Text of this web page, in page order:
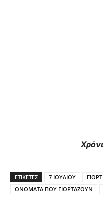
ΕΤΙΚΕΤΕΣ 7 ΙΟΥΛΙΟΥ
ΟΝΟΜΑΤΑ ΠΟΥ ΓΙΟΡΤΑΖΟΥΝ